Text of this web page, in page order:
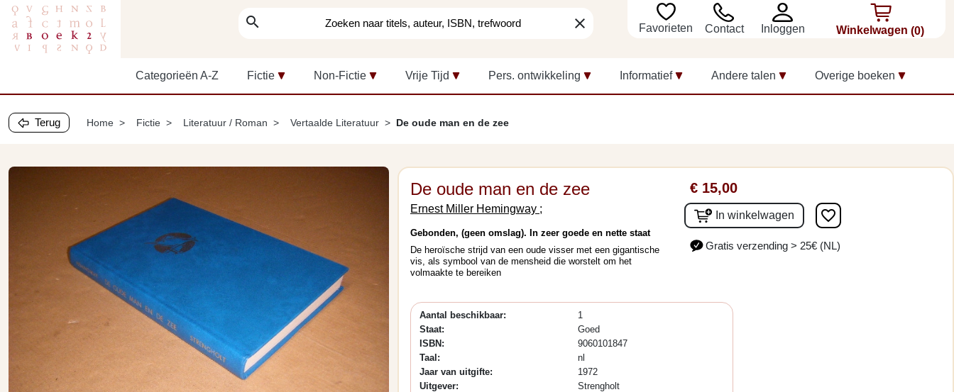
search clear Favorieten Contact Inloggen Winkelwagen (0)
Categorieën A-Z Fictie Non-Fictie Vrije Tijd Pers. ontwikkeling Informatief Andere talen Overige boeken
Terug Home Fictie Literatuur / Roman Vertaalde Literatuur De oude man en de zee
De oude man en de zee
Ernest Miller Hemingway ;
Gebonden, (geen omslag). In zeer goede en nette staat
De heroïsche strijd van een oude visser met een gigantische
vis, als symbool van de mensheid die worstelt om het
volmaakte te bereiken
€ 15,00
In winkelwagen favorite_border
Gratis verzending > 25€ (NL)
Aantal beschikbaar:
1
Staat:
Goed
ISBN:
9060101847
Taal:
nl
Jaar van uitgifte:
1972
Uitgever:
Strengholt